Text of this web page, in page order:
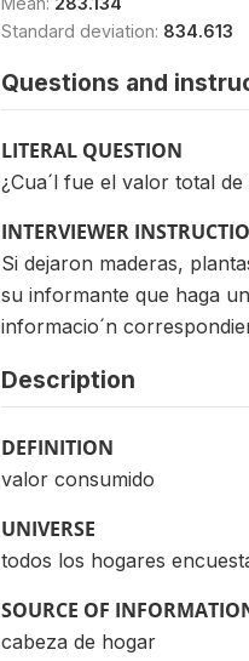
Standard deviation: 834.613
Questions and
LITERAL QUESTION
¿Cua´l fue el valor total
INTERVIEWER
Si dejaron maderas,
su informante que haga
informacio´n
Description
DEFINITION
valor consumido
UNIVERSE
todos los hogares
SOURCE OF
cabeza de hogar